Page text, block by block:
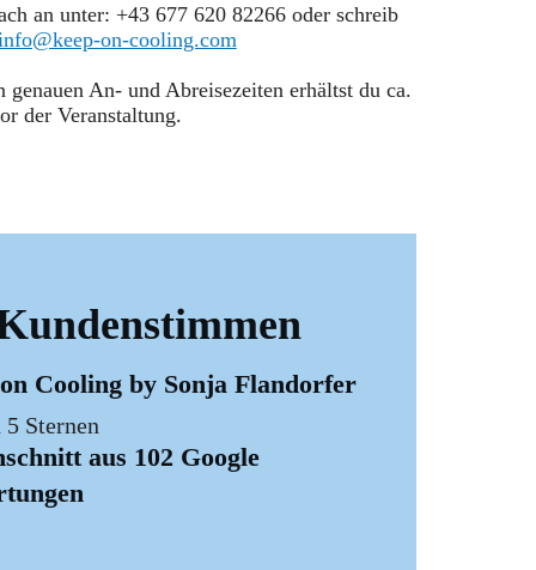
an unter: +43 677 620 82266 oder schreib
on-cooling.com
genauen An- und Abreisezeiten erhältst du ca.
der Veranstaltung.
Cooling by Sonja Flandorfer
5 Sternen
aus 102 Google